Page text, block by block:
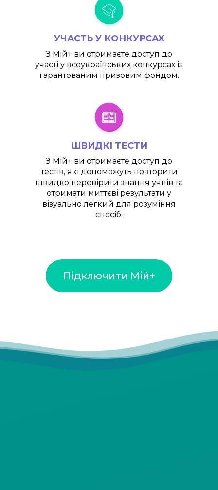
УЧАСТЬ У КОНКУРСАХ
З Мій+ ви отримаєте доступ до
участі у всеукраїнських конкурсах із
гарантованим призовим фондом.
ШВИДКІ ТЕСТИ
З Мій+ ви отримаєте доступ до
тестів, які допоможуть повторити
швидко перевірити знання учнів та
отримати миттєві результати у
візуально легкий для розуміння
спосіб.
Підключити Мій+